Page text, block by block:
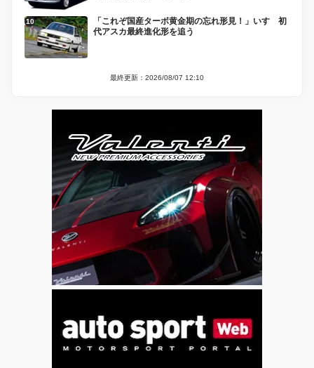
「これぞ国産ターボ黄金期の忘れ形見！」いすゞ初
代アスカ最終進化形を追う
最終更新：2026/08/07 12:10